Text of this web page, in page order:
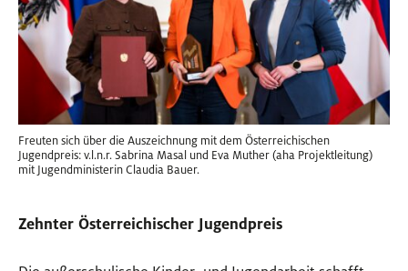
Freuten sich über die Auszeichnung mit dem Österreichischen
Jugendpreis: v.l.n.r. Sabrina Masal und Eva Muther (aha Projektleitung)
mit Jugendministerin Claudia Bauer.
Zehnter Österreichischer Jugendpreis